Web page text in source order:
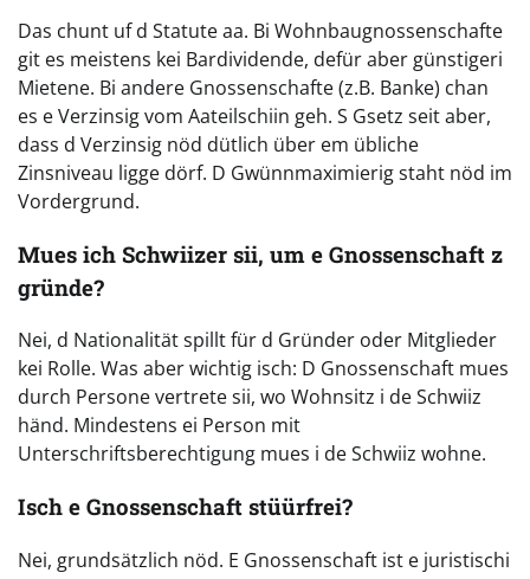
Das chunt uf d Statute aa. Bi Wohnbaugnossenschafte
git es meistens kei Bardividende, defür aber günstigeri
Mietene. Bi andere Gnossenschafte (z.B. Banke) chan
es e Verzinsig vom Aateilschiin geh. S Gsetz seit aber,
dass d Verzinsig nöd dütlich über em übliche
Zinsniveau ligge dörf. D Gwünnmaximierig staht nöd im
Vordergrund.
Mues ich Schwiizer sii, um e Gnossenschaft z
gründe?
Nei, d Nationalität spillt für d Gründer oder Mitglieder
kei Rolle. Was aber wichtig isch: D Gnossenschaft mues
durch Persone vertrete sii, wo Wohnsitz i de Schwiiz
händ. Mindestens ei Person mit
Unterschriftsberechtigung mues i de Schwiiz wohne.
Isch e Gnossenschaft stüürfrei?
Nei, grundsätzlich nöd. E Gnossenschaft ist e juristischi